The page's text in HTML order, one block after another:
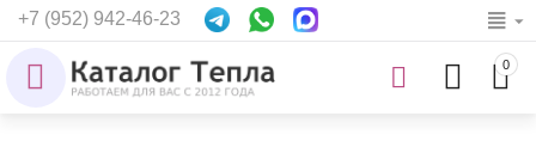
+7 (952) 942-46-23
0